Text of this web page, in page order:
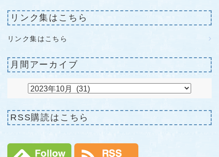
リンク集はこちら
リンク集はこちら
月間アーカイブ
RSS購読はこちら